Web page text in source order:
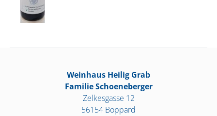
Weinhaus Heilig Grab
Familie Schoeneberger
Zelkesgasse 12
56154 Boppard